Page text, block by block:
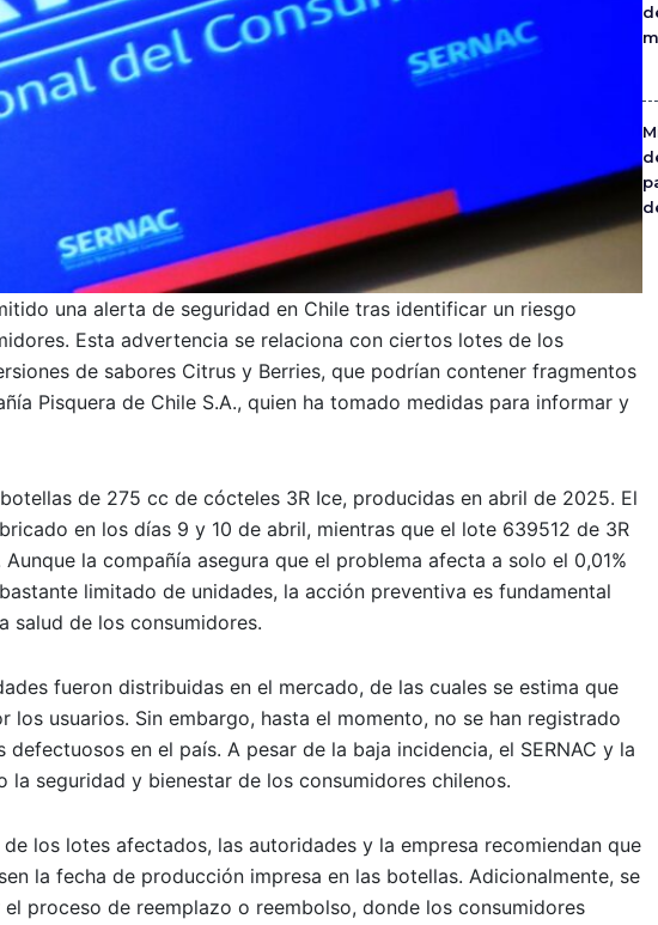
una alerta de seguridad en Chile tras identificar un riesgo
Esta advertencia se relaciona con ciertos lotes de los
de sabores Citrus y Berries, que podrían contener fragmentos
Pisquera de Chile S.A., quien ha tomado medidas para informar y
de 275 cc de cócteles 3R Ice, producidas en abril de 2025. El
en los días 9 y 10 de abril, mientras que el lote 639512 de 3R
la compañía asegura que el problema afecta a solo el 0,01%
limitado de unidades, la acción preventiva es fundamental
salud de los consumidores.
fueron distribuidas en el mercado, de las cuales se estima que
usuarios. Sin embargo, hasta el momento, no se han registrado
en el país. A pesar de la baja incidencia, el SERNAC y la
seguridad y bienestar de los consumidores chilenos.
los lotes afectados, las autoridades y la empresa recomiendan que
la fecha de producción impresa en las botellas. Adicionalmente, se
proceso de reemplazo o reembolso, donde los consumidores